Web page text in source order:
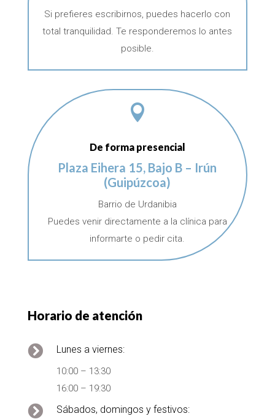
Si prefieres escribirnos, puedes hacerlo con
total tranquilidad. Te responderemos lo antes
posible.

De forma presencial
Plaza Eihera 15, Bajo B – Irún
(Guipúzcoa)
Barrio de Urdanibia
Puedes venir directamente a la clínica para
informarte o pedir cita.
Horario de atención
 Lunes a viernes:
10:00 – 13:30
16:00 – 19:30
 Sábados, domingos y festivos: